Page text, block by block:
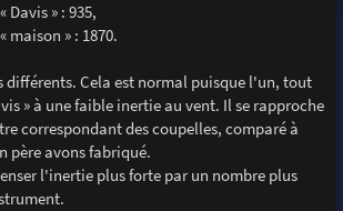
Davis » : 935,
maison » : 1870.
différents. Cela est normal puisque l'un, tout
» à une faible inertie au vent. Il se rapproche
correspondant des coupelles, comparé à
père avons fabriqué.
l'inertie plus forte par un nombre plus